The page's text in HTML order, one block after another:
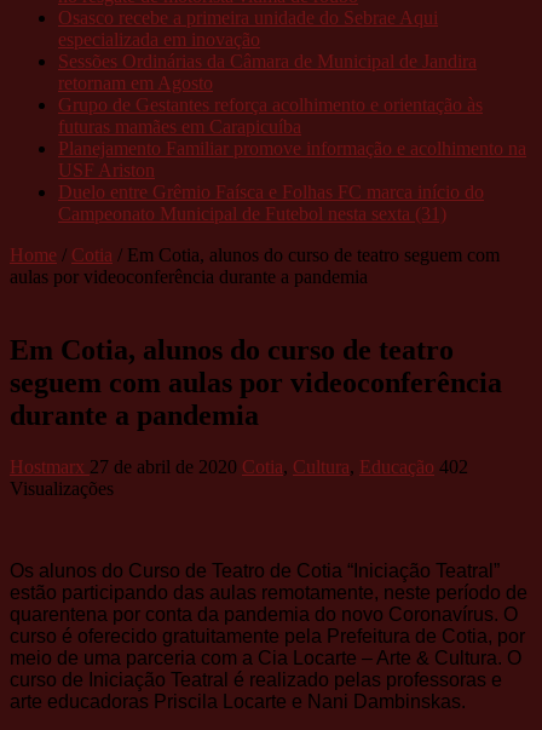
Osasco recebe a primeira unidade do Sebrae Aqui
especializada em inovação
Sessões Ordinárias da Câmara de Municipal de Jandira
retornam em Agosto
Grupo de Gestantes reforça acolhimento e orientação às
futuras mamães em Carapicuíba
Planejamento Familiar promove informação e acolhimento na
USF Ariston
Duelo entre Grêmio Faísca e Folhas FC marca início do
Campeonato Municipal de Futebol nesta sexta (31)
Home / Cotia / Em Cotia, alunos do curso de teatro seguem com
aulas por videoconferência durante a pandemia
Em Cotia, alunos do curso de teatro
seguem com aulas por videoconferência
durante a pandemia
Hostmarx 27 de abril de 2020 Cotia, Cultura, Educação 402
Visualizações
Os alunos do Curso de Teatro de Cotia “Iniciação Teatral”
estão participando das aulas remotamente, neste período de
quarentena por conta da pandemia do novo Coronavírus. O
curso é oferecido gratuitamente pela Prefeitura de Cotia, por
meio de uma parceria com a Cia Locarte – Arte & Cultura. O
curso de Iniciação Teatral é realizado pelas professoras e
arte educadoras Priscila Locarte e Nani Dambinskas.